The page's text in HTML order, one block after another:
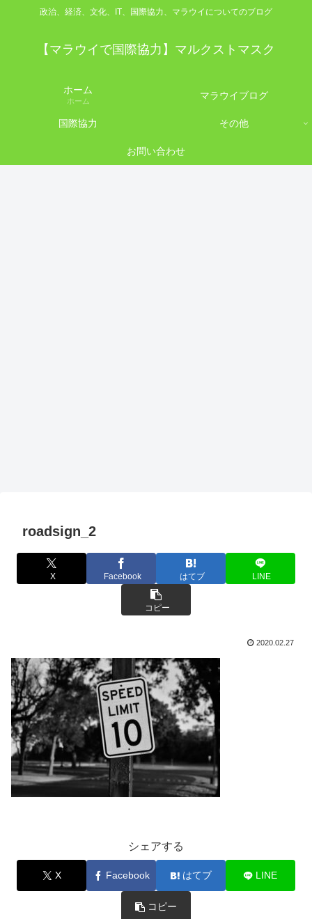
政治、経済、文化、IT、国際協力、マラウイについてのブログ
【マラウイで国際協力】マルクストマスク
ホーム
ホーム マラウイブログ
国際協力 その他
お問い合わせ
roadsign_2
X Facebook はてブ LINE
コピー
2020.02.27
シェアする
X Facebook はてブ LINE
コピー